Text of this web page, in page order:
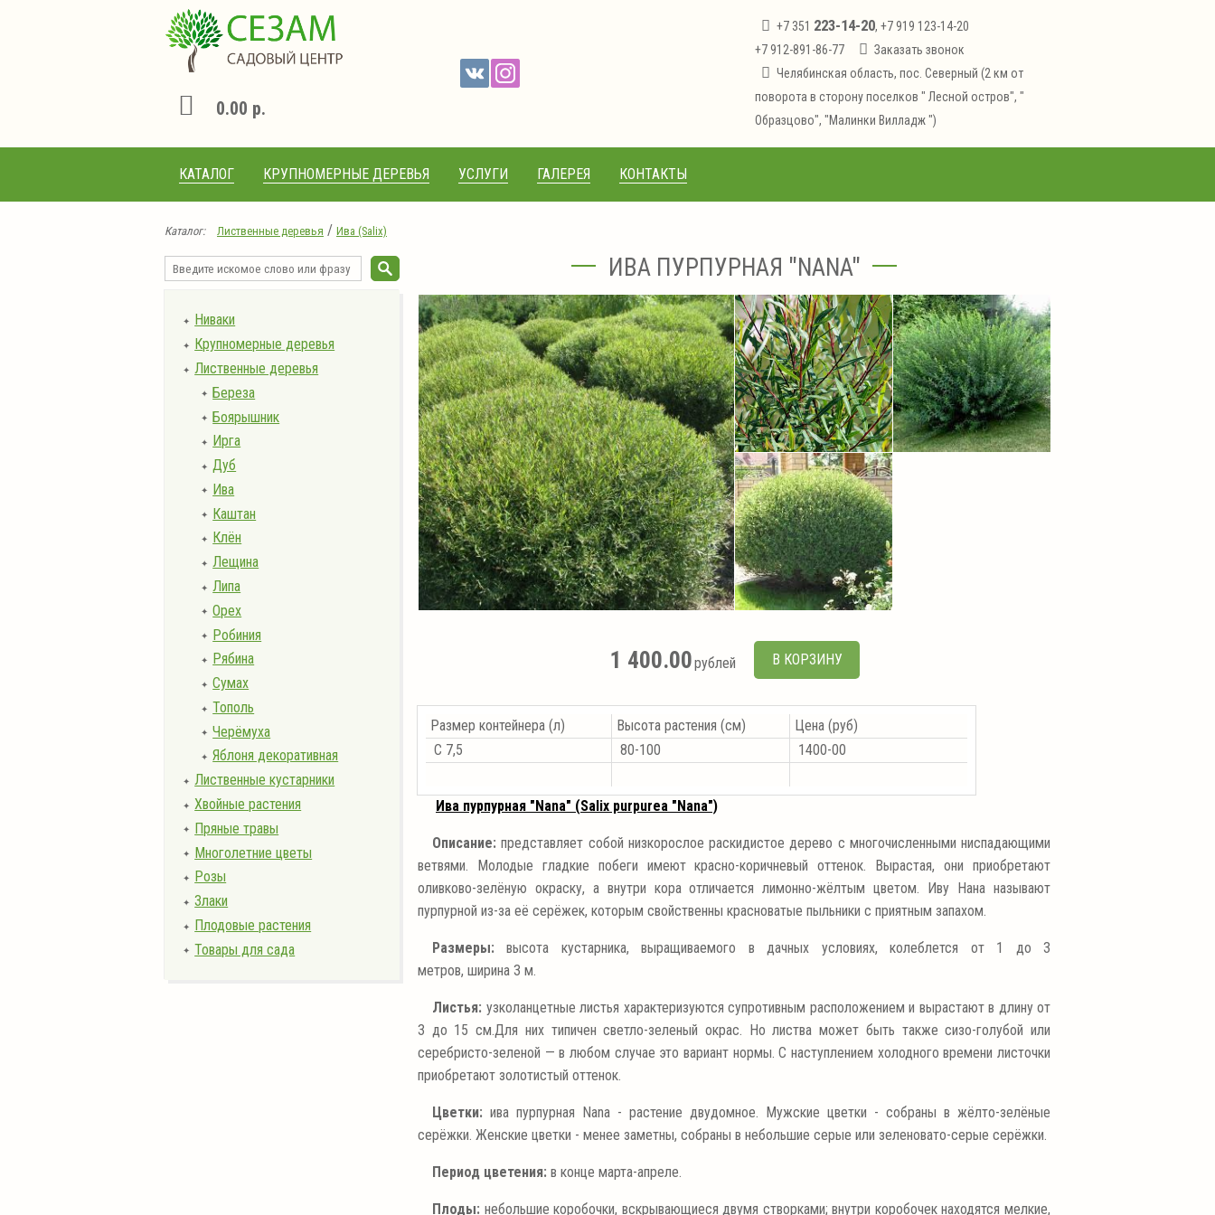
0.00 р.
+7 351 223-14-20, +7 919 123-14-20
+7 912-891-86-77
Заказать звонок
Челябинская область, пос. Северный (2 км от
поворота в сторону поселков " Лесной остров", "
Образцово", "Малинки Вилладж ")
КАТАЛОГ КРУПНОМЕРНЫЕ ДЕРЕВЬЯ УСЛУГИ ГАЛЕРЕЯ КОНТАКТЫ
Каталог: Лиственные деревья / Ива (Salix)
✦ Ниваки
✦ Крупномерные деревья
✦ Лиственные деревья
✦ Береза
✦ Боярышник
✦ Ирга
✦ Дуб
✦ Ива
✦ Каштан
✦ Клён
✦ Лещина
✦ Липа
✦ Орех
✦ Робиния
✦ Рябина
✦ Сумах
✦ Тополь
✦ Черёмуха
✦ Яблоня декоративная
✦ Лиственные кустарники
✦ Хвойные растения
✦ Пряные травы
✦ Многолетние цветы
✦ Розы
✦ Злаки
✦ Плодовые растения
✦ Товары для сада
ИВА ПУРПУРНАЯ "NANA"
1 400.00рублей В КОРЗИНУ
Размер контейнера (л) Высота растения (см)
Цена (руб)
С 7,5
80-100 1400-00
Ива пурпурная "Nana" (Salix purpurea "Nana")
Описание: представляет собой низкорослое раскидистое дерево с многочисленными ниспадающими
ветвями. Молодые гладкие побеги имеют красно-коричневый оттенок. Вырастая, они приобретают
оливково-зелёную окраску, а внутри кора отличается лимонно-жёлтым цветом. Иву Нана называют
пурпурной из-за её серёжек, которым свойственны красноватые пыльники с приятным запахом.
Размеры: высота кустарника, выращиваемого в дачных условиях, колеблется от 1 до 3
метров, ширина 3 м.
Листья: узколанцетные листья характеризуются супротивным расположением и вырастают в длину от
3 до 15 см.Для них типичен светло-зеленый окрас. Но листва может быть также сизо-голубой или
серебристо-зеленой — в любом случае это вариант нормы. С наступлением холодного времени листочки
приобретают золотистый оттенок.
Цветки: ива пурпурная Nana - растение двудомное. Мужские цветки - собраны в жёлто-зелёные
серёжки. Женские цветки - менее заметны, собраны в небольшие серые или зеленовато-серые серёжки.
Период цветения: в конце марта-апреле.
Плоды: небольшие коробочки, вскрывающиеся двумя створками; внутри коробочек находятся мелкие,